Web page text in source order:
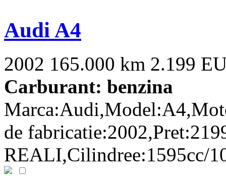
Audi A4
2002 165.000 km 2.199
Carburant: benzina
de
REALI,Cilindree:1595cc/